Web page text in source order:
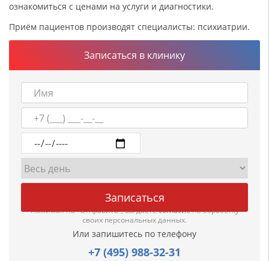
ознакомиться с ценами на услуги и диагностики.
Приём пациентов производят специалисты: психиатрии.
Записаться в клинику
Нажимая на "Отправить", вы даетесогласиена обработку
своих персональных данных.
Или запишитесь по телефону
+7 (495) 988-32-31